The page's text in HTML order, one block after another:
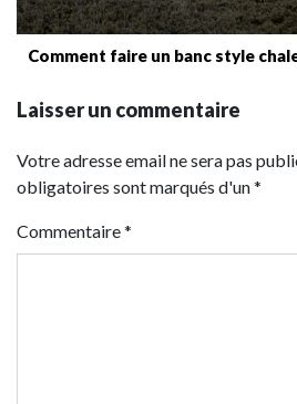
Comment faire un banc style
Laisser un commentaire
Votre adresse email ne sera pas
obligatoires sont marqués d'un *
Commentaire*